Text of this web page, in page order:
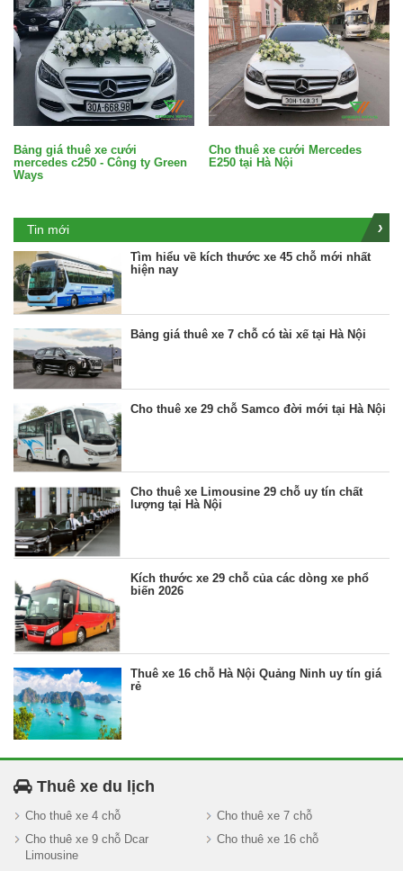
Bảng giá thuê xe cưới
mercedes c250 - Công ty Green
Ways
Cho thuê xe cưới Mercedes
E250 tại Hà Nội
Tin mới
Tìm hiểu về kích thước xe 45 chỗ mới nhất
hiện nay
Bảng giá thuê xe 7 chỗ có tài xế tại Hà Nội
Cho thuê xe 29 chỗ Samco đời mới tại Hà Nội
Cho thuê xe Limousine 29 chỗ uy tín chất
lượng tại Hà Nội
Kích thước xe 29 chỗ của các dòng xe phổ
biến 2026
Thuê xe 16 chỗ Hà Nội Quảng Ninh uy tín giá
rẻ
Thuê xe du lịch
Cho thuê xe 4 chỗ
Cho thuê xe 7 chỗ
Cho thuê xe 9 chỗ Dcar
Limousine
Cho thuê xe 16 chỗ